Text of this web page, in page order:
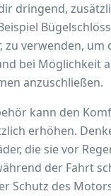
dringend,
zu verwenden, um
bei Möglichkeit
anzuschließen.
kann den
erhöhen.
die sie vor
der Fahrt
Schutz des